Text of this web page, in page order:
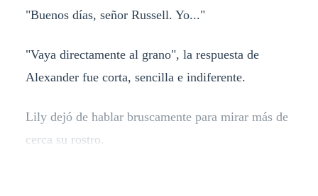
"Buenos días, señor Russell. Yo..."
"Vaya directamente al grano", la respuesta de
Alexander fue corta, sencilla e indiferente.
Lily dejó de hablar bruscamente para mirar más de
cerca su rostro.